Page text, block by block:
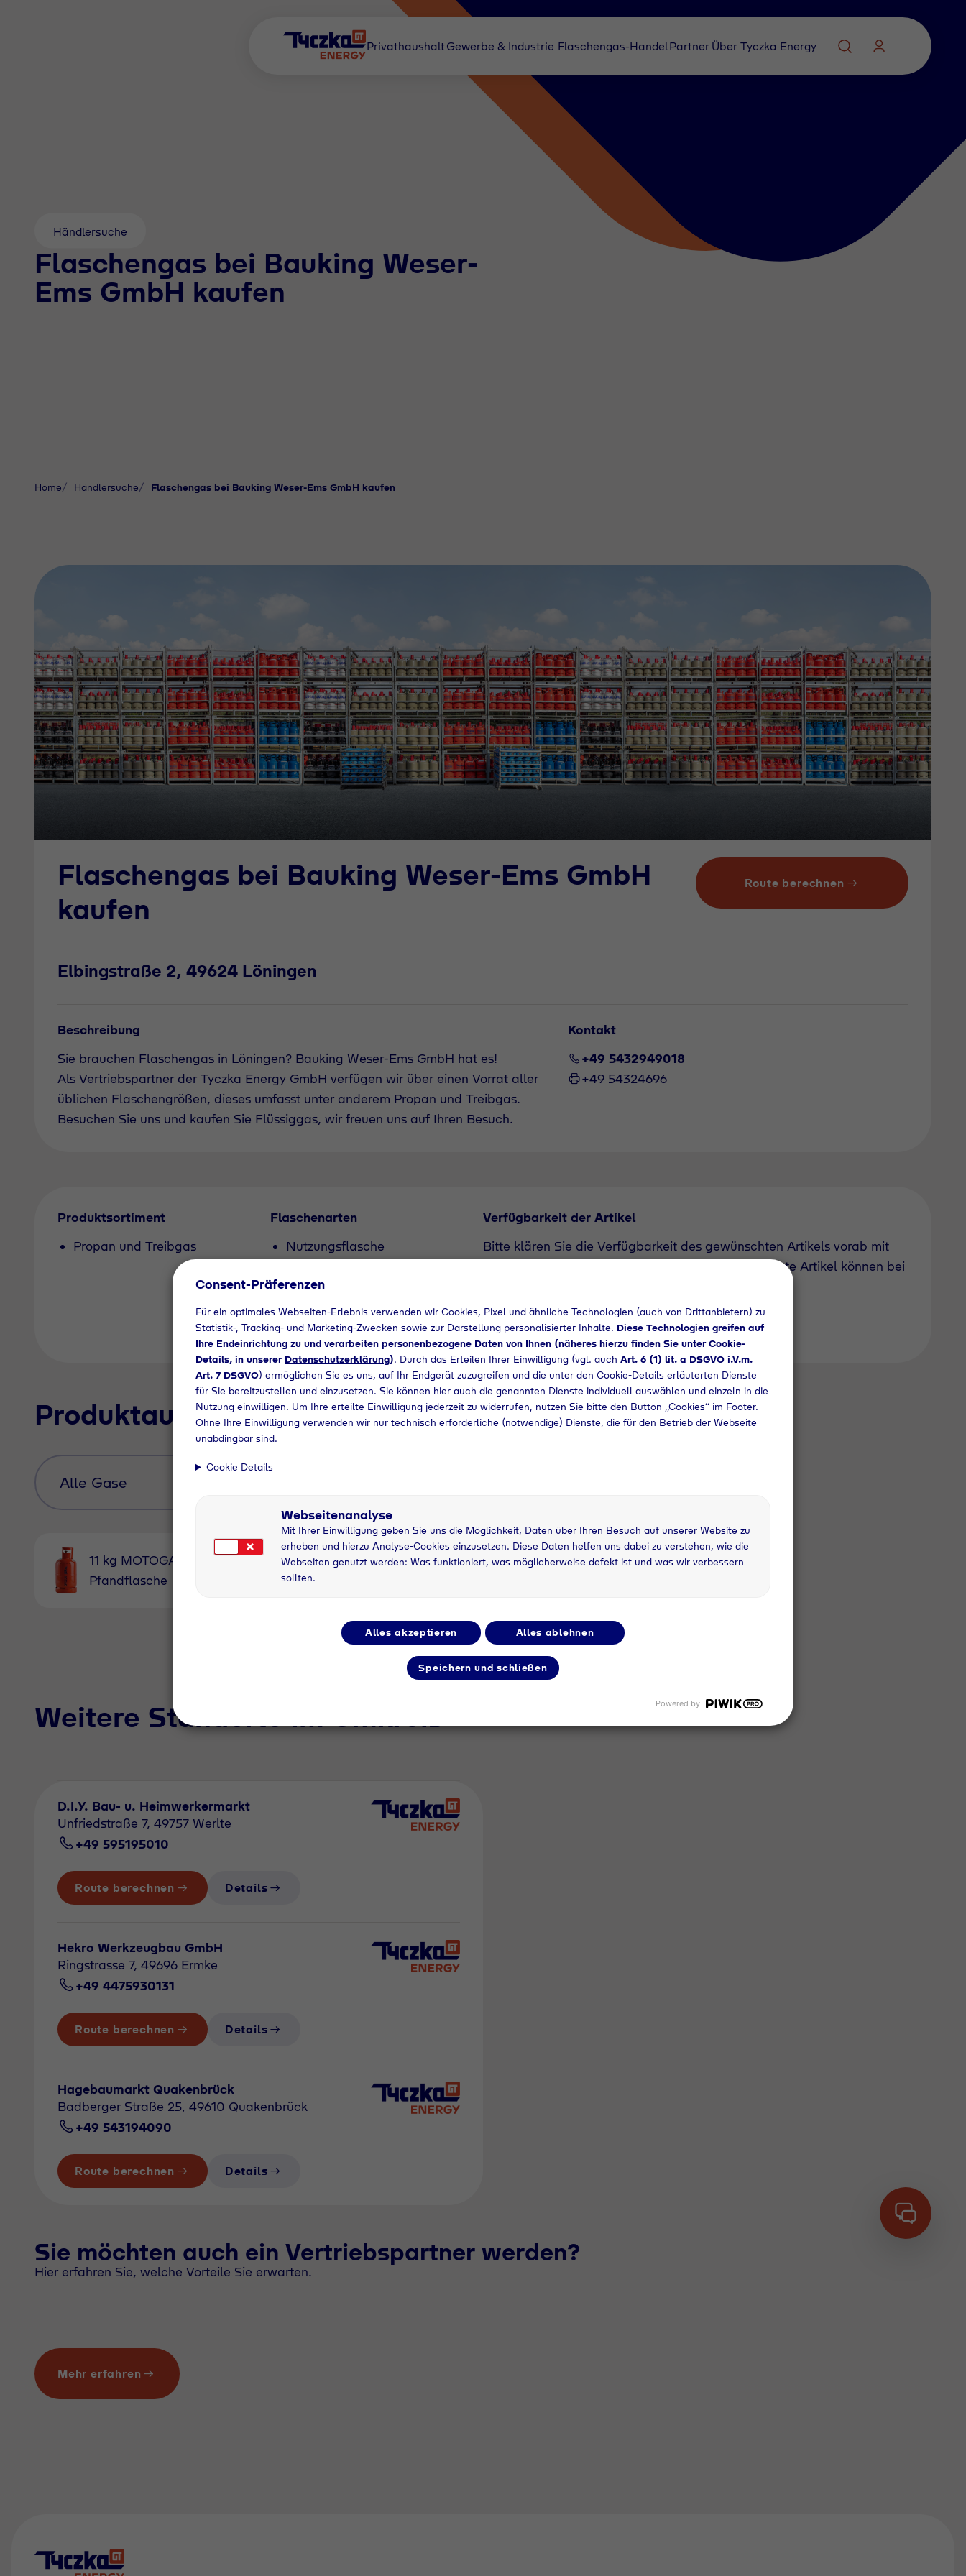
Privathaushalt Gewerbe & Industrie Flaschengas-Handel Partner Über Tyczka Energy
Händlersuche
Flaschengas bei Bauking Weser-
Ems GmbH kaufen
Home Händlersuche Flaschengas bei Bauking Weser-Ems GmbH kaufen
Flaschengas bei Bauking Weser-Ems GmbH
kaufen
Elbingstraße 2, 49624 Löningen
Route berechnen
Beschreibung
Sie brauchen Flaschengas in Löningen? Bauking Weser-Ems GmbH hat es!
Als Vertriebspartner der Tyczka Energy GmbH verfügen wir über einen Vorrat aller
üblichen Flaschengrößen, dieses umfasst unter anderem Propan und Treibgas.
Besuchen Sie uns und kaufen Sie Flüssiggas, wir freuen uns auf Ihren Besuch.
Kontakt
+49 5432949018
+49 54324696
Produktsortiment
Propan und Treibgas
Flaschenarten
Nutzungsflasche
Verfügbarkeit der Artikel
Bitte klären Sie die Verfügbarkeit des gewünschten Artikels vorab mit
unserem Vertriebspartner. Auch derzeit nicht geführte Artikel können bei
+49 5432949018
Produktauswahl
11 kg MOTOGAS
Pfandflasche
11 kg Nutzung
grau
11 kg
Weitere Standorte im Umkreis
D.I.Y. Bau- u. Heimwerkermarkt
Unfriedstraße 7, 49757 Werlte
+49 595195010
Route berechnen Details
Hekro Werkzeugbau GmbH
Ringstrasse 7, 49696 Ermke
+49 4475930131
Route berechnen Details
Hagebaumarkt Quakenbrück
Badberger Straße 25, 49610 Quakenbrück
+49 543194090
Route berechnen Details
Sie möchten auch ein Vertriebspartner werden?
Hier erfahren Sie, welche Vorteile Sie erwarten.
Mehr erfahren
Consent-Präferenzen
Für ein optimales Webseiten-Erlebnis verwenden wir Cookies, Pixel und ähnliche Technologien (auch von Drittanbietern) zu
Statistik-, Tracking- und Marketing-Zwecken sowie zur Darstellung personalisierter Inhalte. Diese Technologien greifen auf
Ihre Endeinrichtung zu und verarbeiten personenbezogene Daten von Ihnen (näheres hierzu finden Sie unter Cookie-
Details, in unserer Datenschutzerklärung). Durch das Erteilen Ihrer Einwilligung (vgl. auch Art. 6 (1) lit. a DSGVO i.V.m.
Art. 7 DSGVO) ermöglichen Sie es uns, auf Ihr Endgerät zuzugreifen und die unter den Cookie-Details erläuterten Dienste
für Sie bereitzustellen und einzusetzen. Sie können hier auch die genannten Dienste individuell auswählen und einzeln in die
Nutzung einwilligen. Um Ihre erteilte Einwilligung jederzeit zu widerrufen, nutzen Sie bitte den Button „Cookies“ im Footer.
Ohne Ihre Einwilligung verwenden wir nur technisch erforderliche (notwendige) Dienste, die für den Betrieb der Webseite
unabdingbar sind.
Cookie Details
Webseitenanalyse
Mit Ihrer Einwilligung geben Sie uns die Möglichkeit, Daten über Ihren Besuch auf unserer Website zu
erheben und hierzu Analyse-Cookies einzusetzen. Diese Daten helfen uns dabei zu verstehen, wie die
Webseiten genutzt werden: Was funktioniert, was möglicherweise defekt ist und was wir verbessern
sollten.
Alles akzeptieren Alles ablehnen
Speichern und schließen
Powered by